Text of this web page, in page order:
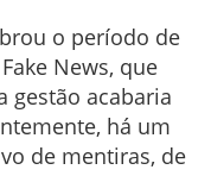
o período de
News, que
gestão acabaria
há um
de mentiras, de